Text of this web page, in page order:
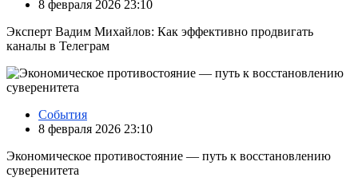
8 февраля 2026 23:10
Эксперт Вадим Михайлов: Как эффективно продвигать
каналы в Телеграм
События
8 февраля 2026 23:10
Экономическое противостояние — путь к восстановлению
суверенитета